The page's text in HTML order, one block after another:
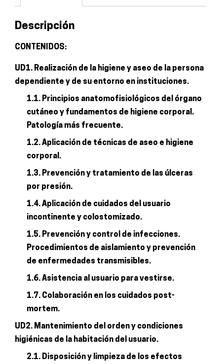
en
instituciones
Descripción
CONTENIDOS:
UD1. Realización de la higiene y aseo de la persona
dependiente y de su entorno en instituciones.
1.1. Principios anatomofisiológicos del órgano
cutáneo y fundamentos de higiene corporal.
Patología más frecuente.
1.2. Aplicación de técnicas de aseo e higiene
corporal.
1.3. Prevención y tratamiento de las úlceras
por presión.
1.4. Aplicación de cuidados del usuario
incontinente y colostomizado.
1.5. Prevención y control de infecciones.
Procedimientos de aislamiento y prevención
de enfermedades transmisibles.
1.6. Asistencia al usuario para vestirse.
1.7. Colaboración en los cuidados post-
mortem.
UD2. Mantenimiento del orden y condiciones
higiénicas de la habitación del usuario.
2.1. Disposición y limpieza de los efectos